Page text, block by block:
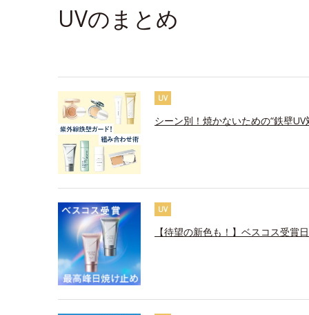
UVのまとめ
UV
シーン別！焼かないための“鉄壁
UV
【待望の新色も！】ベスコス受賞